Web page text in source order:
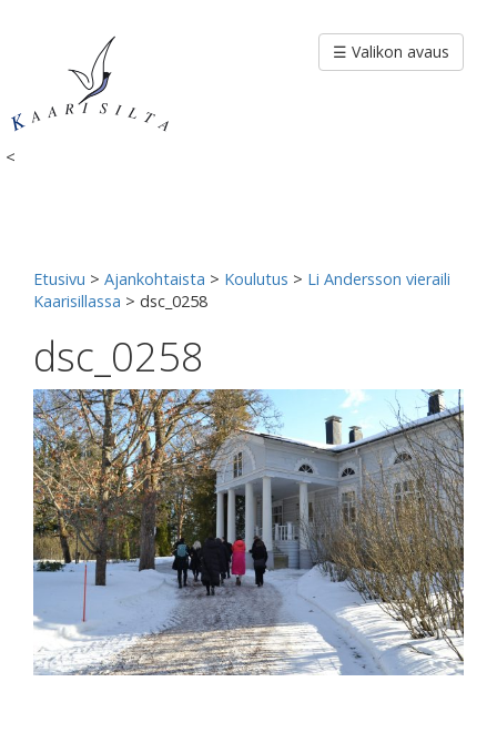
<
☰ Valikon avaus
Etusivu > Ajankohtaista > Koulutus > Li Andersson vieraili
Kaarisillassa > dsc_0258
dsc_0258